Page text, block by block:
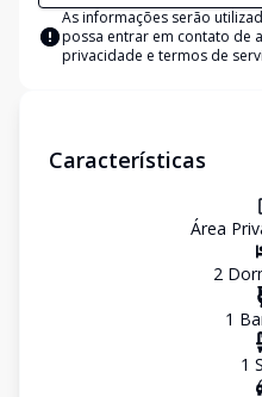
As informações serão
possa entrar em contato de
privacidade e termos de
Características
Área
2
1
1